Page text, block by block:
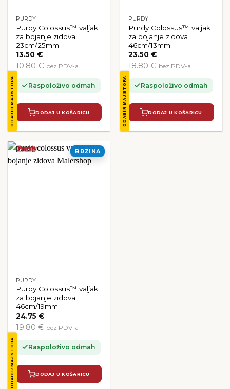
ODABIR MAJSTORA
PURDY
Purdy Colossus™ valjak
za bojanje zidova
23cm/25mm
13.50€
10.80 € bez PDV-a
Raspoloživo odmah
DODAJ U KOŠARICU ODABIR MAJSTORA
PURDY
Purdy Colossus™ valjak
za bojanje zidova
46cm/13mm
23.50€
18.80 € bez PDV-a
Raspoloživo odmah
DODAJ U KOŠARICU
BRZINA
ODABIR MAJSTORA
PURDY
Purdy Colossus™ valjak
za bojanje zidova
46cm/19mm
24.75€
19.80 € bez PDV-a
Raspoloživo odmah
DODAJ U KOŠARICU